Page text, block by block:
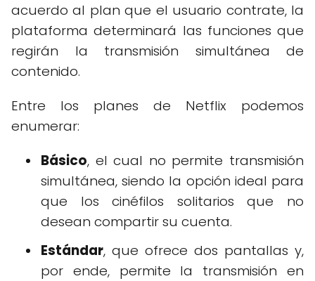
acuerdo al plan que el usuario contrate, la
plataforma determinará las funciones que
regirán la transmisión simultánea de
contenido.
Entre los planes de Netflix podemos
enumerar:
Básico, el cual no permite transmisión
simultánea, siendo la opción ideal para
que los cinéfilos solitarios que no
desean compartir su cuenta.
Estándar, que ofrece dos pantallas y,
por ende, permite la transmisión en